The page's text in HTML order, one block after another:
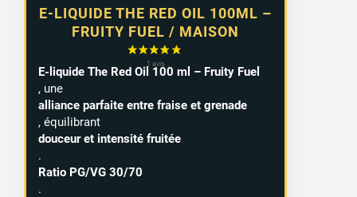
E-LIQUIDE THE RED OIL 100ML –
FRUITY FUEL / MAISON
E-liquide The Red Oil 100 ml – Fruity Fuel
, une
alliance parfaite entre fraise et grenade
, équilibrant
douceur et intensité fruitée
.
Ratio PG/VG 30/70
.